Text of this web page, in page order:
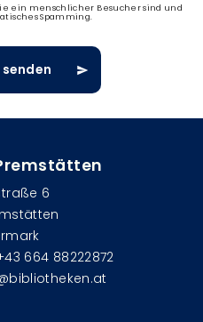
ein menschlicher Besucher sind und
Spamming.
6
664 88222872